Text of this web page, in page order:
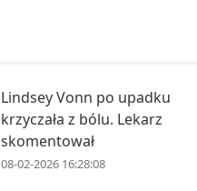
Lindsey Vonn po upadku
krzyczała z bólu. Lekarz
skomentował
08-02-2026 16:28:08